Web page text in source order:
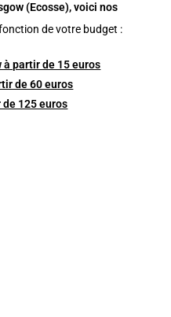
(Ecosse), voici nos
de votre budget :
à partir de 15 euros
de 60 euros
125 euros